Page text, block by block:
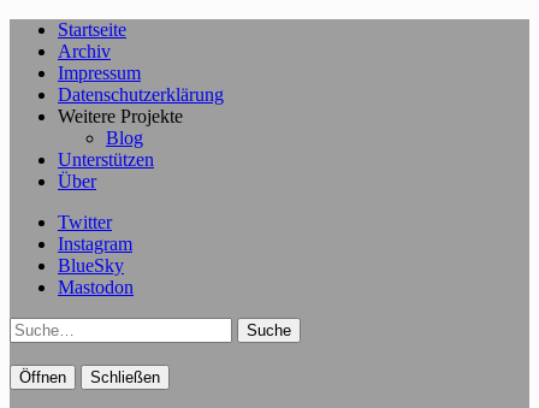
Startseite
Archiv
Impressum
Datenschutzerklärung
Weitere Projekte
Blog
Unterstützen
Über
Twitter
Instagram
BlueSky
Mastodon
Suche
Öffnen Schließen